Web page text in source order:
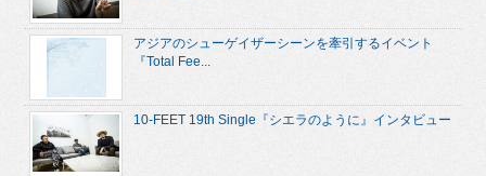
アジアのシューゲイザーシーンを牽引するイベント
『Total Fee...
10-FEET 19th Single『シエラのように』インタビュー